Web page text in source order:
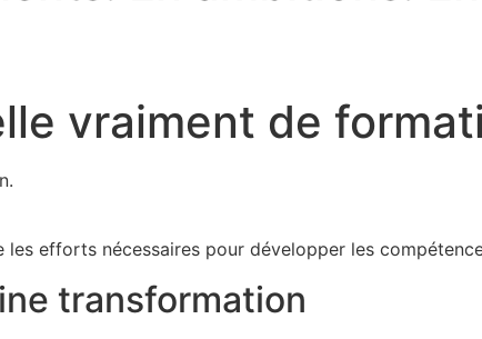
vraiment de
efforts nécessaires pour développer les
transformation